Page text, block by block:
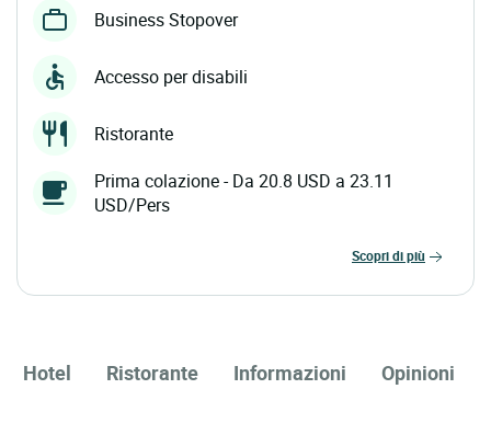
Business Stopover
Accesso per disabili
Ristorante
Prima colazione - Da 20.8 USD a 23.11
USD/Pers
scopri di più
Hotel Ristorante Informazioni Opinioni